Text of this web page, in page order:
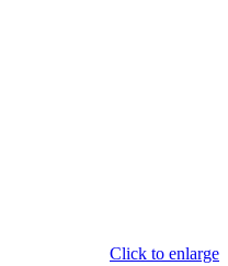
Click to enlarge